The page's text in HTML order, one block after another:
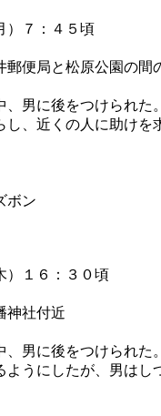
）７：４５頃
便局と松原公園の間
、男に後をつけられた。
し、近くの人に助けを
ボン
）１６：３０頃
神社付近
、男に後をつけられた。
ようにしたが、男はし